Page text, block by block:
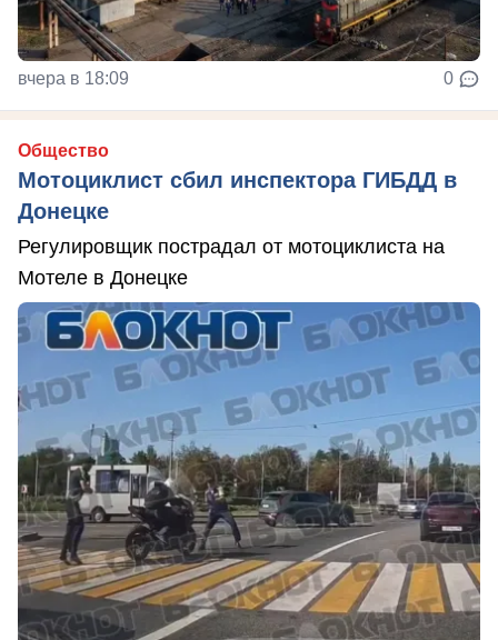
вчера в 18:09 0
Общество
Мотоциклист сбил инспектора ГИБДД в
Донецке
Регулировщик пострадал от мотоциклиста на
Мотеле в Донецке